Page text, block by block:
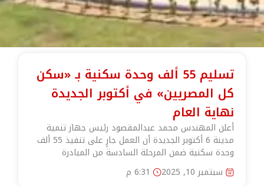
تسليم 55 ألف وحدة سكنية بـ «سكن
كل المصريين» في أكتوبر الجديدة
نهاية العام
أعلن المهندس محمد عبدالمقصود رئيس جهاز تنمية
مدينة 6 أكتوبر الجديدة أن العمل جارٍ على تنفيذ 55 ألف
وحدة سكنية ضمن المرحلة السادسة من المبادرة
سبتمبر 10, 2025
6:31 م